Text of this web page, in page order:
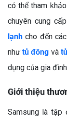
có thể tham
chuyên cung
lạnhcho đến
như tủ đông và
dụng của gia
Giới thiệu
Samsung là tập